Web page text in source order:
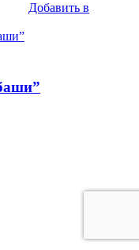
Добавить в